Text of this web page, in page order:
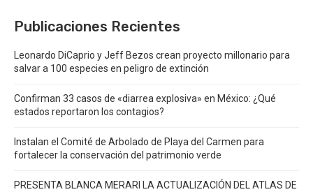
Publicaciones Recientes
Leonardo DiCaprio y Jeff Bezos crean proyecto millonario para
salvar a 100 especies en peligro de extinción
Confirman 33 casos de «diarrea explosiva» en México: ¿Qué
estados reportaron los contagios?
Instalan el Comité de Arbolado de Playa del Carmen para
fortalecer la conservación del patrimonio verde
PRESENTA BLANCA MERARI LA ACTUALIZACIÓN DEL ATLAS DE